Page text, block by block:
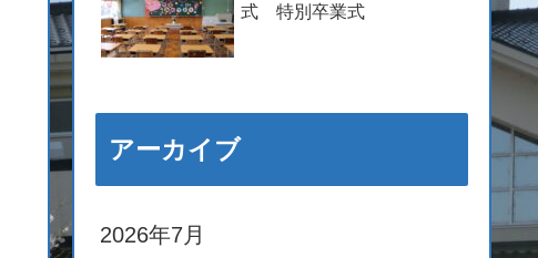
式 特別卒業式
アーカイブ
2026年7月